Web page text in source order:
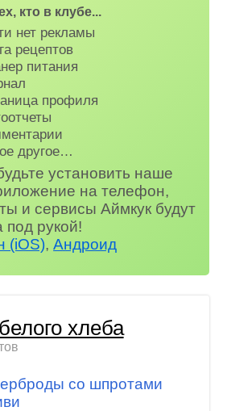
кто в клубе...
нет рекламы
рецептов
питания
профиля
другое…
установить наше
на телефон,
и сервисы Аймкук будут
под рукой!
(iOS),Андроид
хлеба
со шпротами